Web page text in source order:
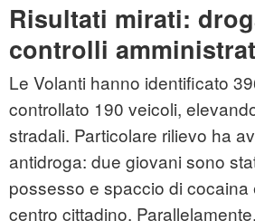
Risultati mirati:
controlli
Le Volanti hanno identificato
controllato 190 veicoli,
stradali. Particolare rilievo ha
antidroga: due giovani sono
possesso e spaccio di cocaina
centro cittadino.